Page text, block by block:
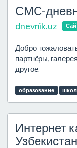
СМС-
dnevnik.uz
Добро
партнёры,
другое.
образование
Интернет